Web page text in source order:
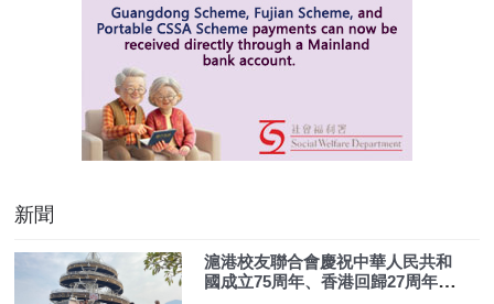
新聞
滬港校友聯合會慶祝中華人民共和
國成立75周年、香港回歸27周年新